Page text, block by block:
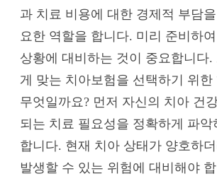
과 치료 비용에 대한 경제적 부담
요한 역할을 합니다. 미리 준비하
상황에 대비하는 것이 중요합니다.
게 맞는 치아보험을 선택하기 위한
무엇일까요? 먼저 자신의 치아 건
되는 치료 필요성을 정확하게 파악
합니다. 현재 치아 상태가 양호하
발생할 수 있는 위험에 대비해야